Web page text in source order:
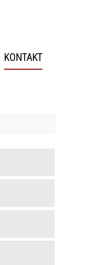
KONTAKT